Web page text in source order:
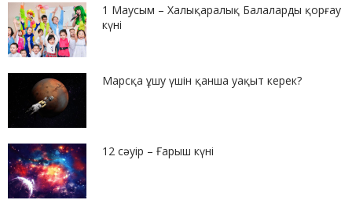
1 Маусым – Халықаралық Балаларды қорғау
күні
Марсқа ұшу үшін қанша уақыт керек?
12 сәуір – Ғарыш күні